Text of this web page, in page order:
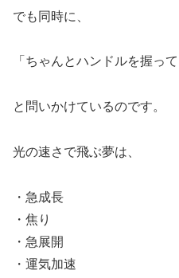
でも同時に、
「ちゃんとハンドルを握っ
と問いかけているのです。
光の速さで飛ぶ夢は、
・急成長
・焦り
・急展開
・運気加速